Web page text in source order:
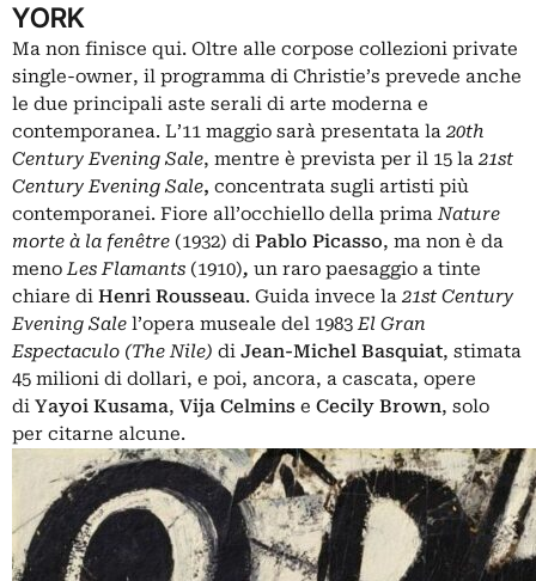
YORK
Ma non finisce qui. Oltre alle corpose collezioni private
single-owner, il programma di Christie’s prevede anche
le due principali aste serali di arte moderna e
contemporanea. L’11 maggio sarà presentata la 20th
Century Evening Sale, mentre è prevista per il 15 la 21st
Century Evening Sale, concentrata sugli artisti più
contemporanei. Fiore all’occhiello della primaNature
morte à la fenêtre (1932) di Pablo Picasso, ma non è da
menoLes Flamants (1910), un raro paesaggio a tinte
chiare di Henri Rousseau. Guida invece la 21st Century
Evening Sale l’opera museale del 1983El Gran
Espectaculo (The Nile) di Jean-Michel Basquiat, stimata
45 milioni di dollari, e poi, ancora, a cascata, opere
di Yayoi Kusama, Vija Celmins e Cecily Brown, solo
per citarne alcune.